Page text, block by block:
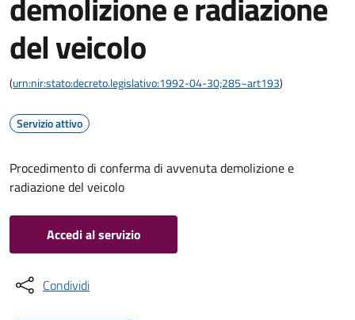
del veicolo
(urn:nir:stato:decreto.legislativo:1992-04-30;285~art193)
Servizio attivo
Procedimento di conferma di avvenuta demolizione e
radiazione del veicolo
Accedi al servizio
Condividi